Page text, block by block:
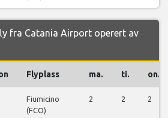
fra Catania Airport operert av
Flyplass ma. ti. on.
Fiumicino
(FCO)
2 2 2